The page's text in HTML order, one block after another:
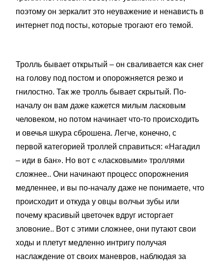
поэтому он зеркалит это неуважение и ненависть в
интернет под посты, которые трогают его темой.
Тролль бывает открытый – он сваливается как снег
на голову под постом и опорожняется резко и
гнилостно. Так же тролль бывает скрытый. По-
началу он вам даже кажется милым ласковым
человеком, но потом начинает что-то происходить
и овечья шкура сброшена. Легче, конечно, с
первой категорией троллей справиться: «Нагадил
– иди в бан». Но вот с «ласковыми» троллями
сложнее.. Они начинают процесс опорожнения
медленнее, и вы по-началу даже не понимаете, что
происходит и откуда у овцы волчьи зубы или
почему красивый цветочек вдруг исторгает
зловоние.. Вот с этими сложнее, они путают свои
ходы и плетут медленно интригу получая
наслаждение от своих маневров, наблюдая за